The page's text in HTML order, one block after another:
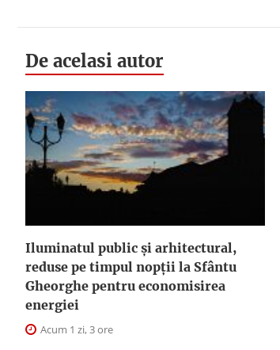
De acelasi autor
Iluminatul public şi arhitectural,
reduse pe timpul nopţii la Sfântu
Gheorghe pentru economisirea
energiei
Acum 1 zi, 3 ore